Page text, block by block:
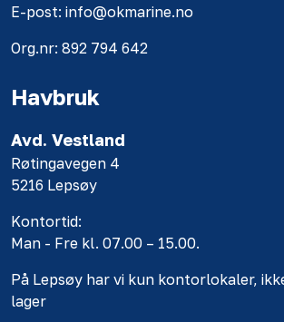
E-post: info@okmarine.no
Org.nr: 892 794 642
Havbruk
Avd. Vestland
Røtingavegen 4
5216 Lepsøy
Kontortid:
Man - Fre kl. 07.00 – 15.00.
På Lepsøy har vi kun kontorlokaler,
lager